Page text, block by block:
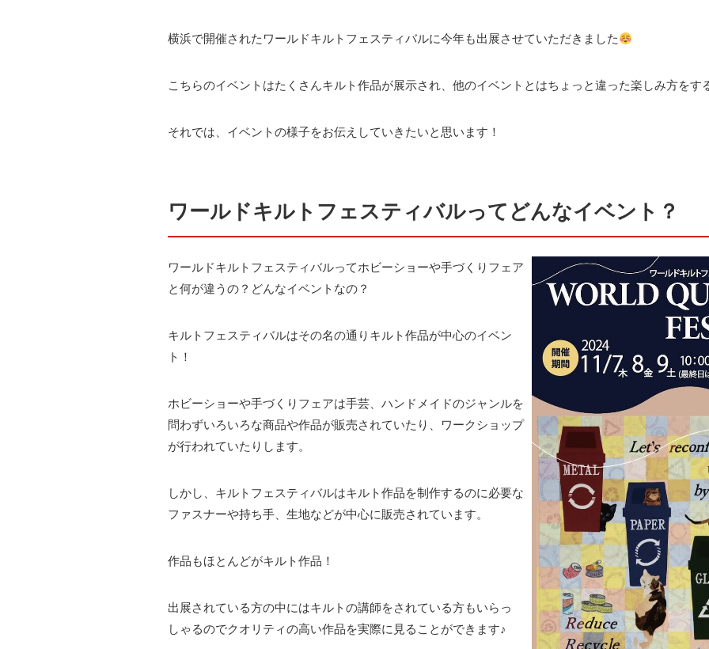
横浜で開催されたワールドキルトフェスティバルに今年も出展させていただきました
こちらのイベントはたくさんキルト作品が展示され、他のイベントとはちょっと違った楽しみ方をす
それでは、イベントの様子をお伝えしていきたいと思います！
ワールドキルトフェスティバルってどんなイベント？
ワールドキルトフェスティバルってホビーショーや手づくりフェア
と何が違うの？どんなイベントなの？
キルトフェスティバルはその名の通りキルト作品が中心のイベン
ト！
ホビーショーや手づくりフェアは手芸、ハンドメイドのジャンルを
問わずいろいろな商品や作品が販売されていたり、ワークショップ
が行われていたりします。
しかし、キルトフェスティバルはキルト作品を制作するのに必要な
ファスナーや持ち手、生地などが中心に販売されています。
作品もほとんどがキルト作品！
出展されている方の中にはキルトの講師をされている方もいらっ
しゃるのでクオリティの高い作品を実際に見ることができます♪